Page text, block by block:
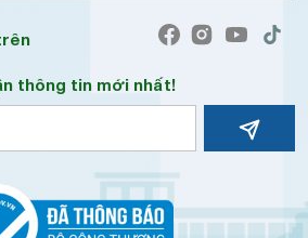
thông tin mới nhất!